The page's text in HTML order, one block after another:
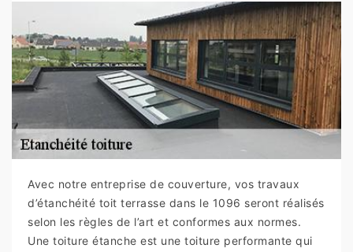
Avec notre entreprise de couverture, vos travaux
d’étanchéité toit terrasse dans le 1096 seront réalisés
selon les règles de l’art et conformes aux normes.
Une toiture étanche est une toiture performante qui